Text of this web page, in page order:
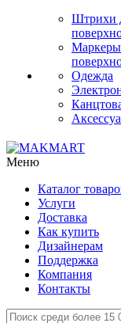
Штрихи
Маркеры
Одежда
Меню
Каталог
Услуги
Доставка
Как купить
Дизайнерам
Поддержка
Компания
Контакты